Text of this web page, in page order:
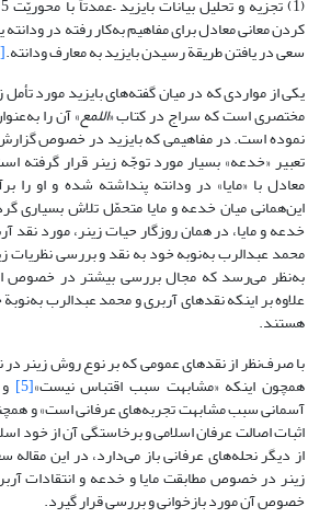
سعی در یافتن طریقة رسیدن بایزید به معارف ودانته.[3]
یکی از مواردی که در میان گفته‌های بایزید مورد
مختصری است که سراج در کتاب «اللمع» آن را
نموده است. در مفاهیمی که بایزید در خصوص
تعبیر «خدعه» بسیار مورد توجّه زینر قرار گرفته
معادل با «مایا» در ودانته پنداشته شده و او را
این‌همانی میان خدعه و مایا متحمّل تلاش بسیاری
خدعه و مایا، در همان روزگار حیات زینر، مورد
محمد عبدالرب به‌نوبه خود به نقد و بررسی نظریات
به‌نظر می‌رسد که مجال بررسی بیشتر در خصوص
علاوه بر اینکه نقدهای آربری و محمد عبدالرب
هستند.
با صرف‌نظر از نقدهای عمومی که بر نوع روش زینر در
همچون اینکه «مشابهت سبب اقتباس نیست»[5]
آسمانی سبب مشابهت تجربه‌های عرفانی است» و
اثبات اصالت عرفان اسلامی و برخاستگی آن از خود
از دیگر نحله‌های عرفانی باز می‌دارد، در این
زینر در خصوص مطابقت مایا و خدعه و انتقادات
خصوص آن مورد بازخوانی و بررسی قرار گیرد.